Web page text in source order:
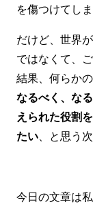
を傷つけてし
だけど、世界
ではなくて、
結果、何らか
なるべく、な
えられた役割
たい、と思う次
今日の文章は